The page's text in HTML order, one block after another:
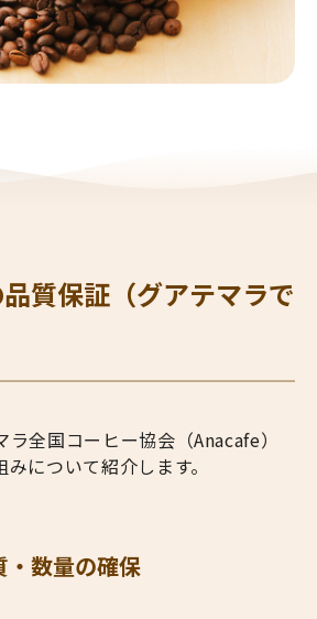
質保証（グアテマラで
全国コーヒー協会（Anacafe）
について紹介します。
・数量の確保